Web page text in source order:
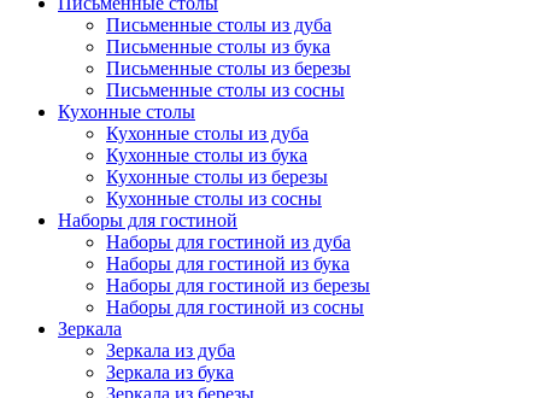
Письменные столы из дуба
Письменные столы из бука
Письменные столы из березы
Письменные столы из сосны
Кухонные столы
Кухонные столы из дуба
Кухонные столы из бука
Кухонные столы из березы
Кухонные столы из сосны
Наборы для гостиной
Наборы для гостиной из дуба
Наборы для гостиной из бука
Наборы для гостиной из березы
Наборы для гостиной из сосны
Зеркала
Зеркала из дуба
Зеркала из бука
Зеркала из березы